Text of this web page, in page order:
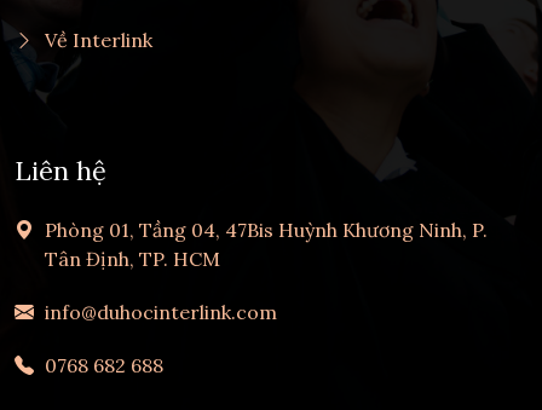
Về Interlink
Liên hệ
Phòng 01, Tầng 04, 47Bis Huỳnh Khương Ninh, P.
Tân Định, TP. HCM
info@duhocinterlink.com
0768 682 688